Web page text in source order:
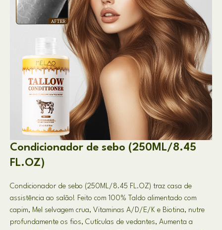
Condicionador de sebo (250ML/8.45
FL.OZ)
Condicionador de sebo (250ML/8.45 FL.OZ) traz casa de
assistência ao salão! Feito com 100% Taldo alimentado com
capim, Mel selvagem crua, Vitaminas A/D/E/K e Biotina, nutre
profundamente os fios, Cutículas de vedantes, Aumenta a